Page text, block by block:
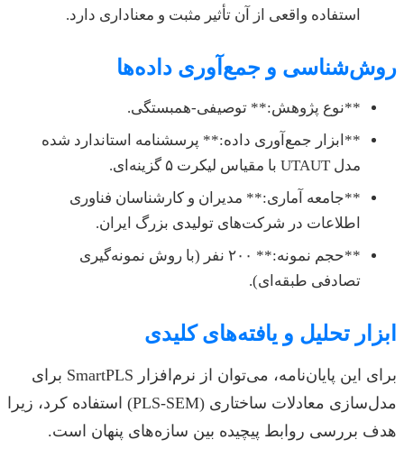
استفاده واقعی از آن تأثیر مثبت و معناداری دارد.
روش‌شناسی و جمع‌آوری داده‌ها
**نوع پژوهش:** توصیفی-همبستگی.
**ابزار جمع‌آوری داده:** پرسشنامه استاندارد شده
مدل UTAUT با مقیاس لیکرت ۵ گزینه‌ای.
**جامعه آماری:** مدیران و کارشناسان فناوری
اطلاعات در شرکت‌های تولیدی بزرگ ایران.
**حجم نمونه:** ۲۰۰ نفر (با روش نمونه‌گیری
تصادفی طبقه‌ای).
ابزار تحلیل و یافته‌های کلیدی
برای این پایان‌نامه، می‌توان از نرم‌افزار SmartPLS برای
مدل‌سازی معادلات ساختاری (PLS-SEM) استفاده کرد، زیرا
هدف بررسی روابط پیچیده بین سازه‌های پنهان است.